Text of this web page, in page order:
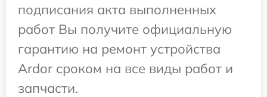
подписания акта выполненных
работ Вы получите официальную
гарантию на ремонт устройства
Ardor сроком на все виды работ и
запчасти.